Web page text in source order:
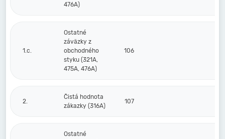
476A)
1.c.
Ostatné
záväzky z
obchodného
styku (321A,
475A, 476A)
106
2.
Čistá hodnota
zákazky (316A)
107
Ostatné